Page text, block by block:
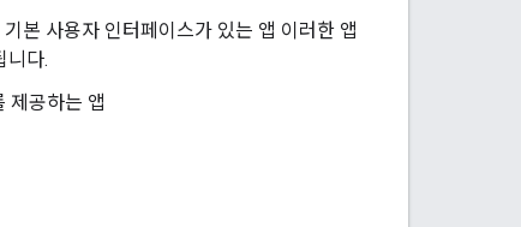
본 사용자 인터페이스가 있는 앱 이러한 앱
니다.
제공하는 앱